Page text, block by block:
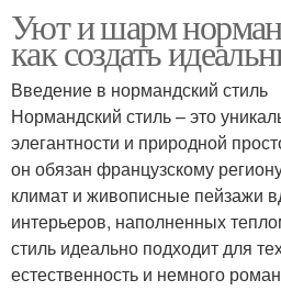
Уют и шарм
как создать
Введение в нормандский стиль
Нормандский стиль – это
элегантности и природной
он обязан французскому
климат и живописные пейзажи
интерьеров, наполненных
стиль идеально подходит для
естественность и немного